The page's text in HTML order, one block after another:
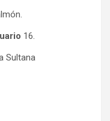
16.
Sultana